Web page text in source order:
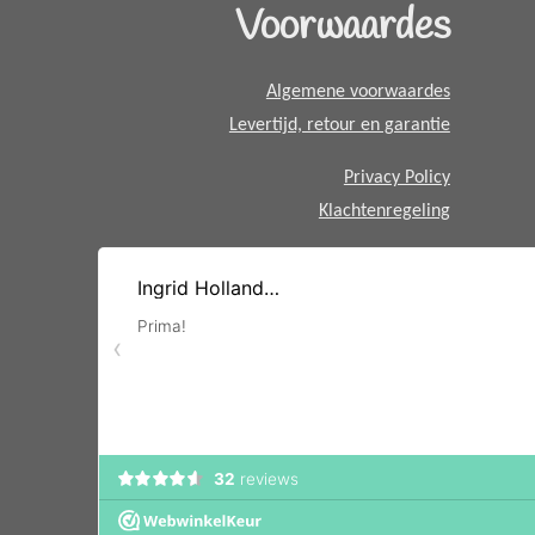
p
Voorwaardes
Algemene voorwaardes
Levertijd, retour en garantie
Privacy Policy
Klachtenregeling